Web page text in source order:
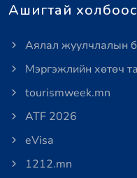
Ашигтай холбоос
Аялал жуулчлалын
Мэргэжлийн хөтөч
tourismweek.mn
ATF 2026
eVisa
1212.mn